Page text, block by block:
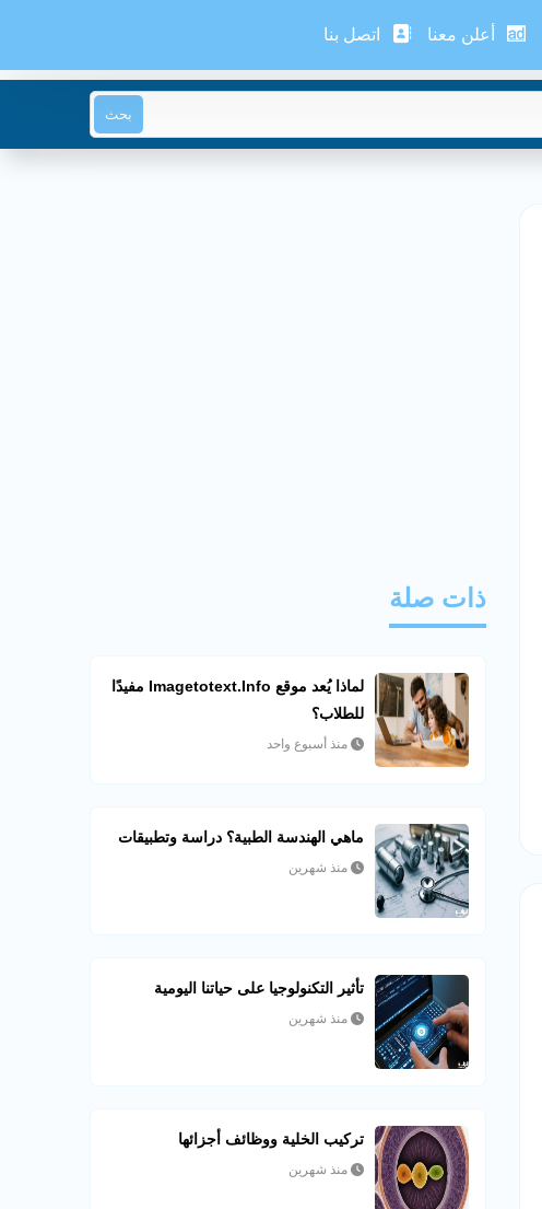
أعلن معنا اتصل بنا
بحث
ذات صلة
لماذا يُعد موقع Imagetotext.info مفيدًا
للطلاب؟
منذ أسبوع واحد
ماهي الهندسة الطبية؟ دراسة وتطبيقات
منذ شهرين
تأثير التكنولوجيا على حياتنا اليومية
منذ شهرين
تركيب الخلية ووظائف أجزائها
منذ شهرين